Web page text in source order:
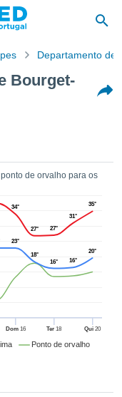
Departamento de
Bourget-
de orvalho para os
Ponto de orvalho
Dom16 Ter 18 Qui 20
34°
27° 27°
31°
35°
23°
18°
16°
16°
20°